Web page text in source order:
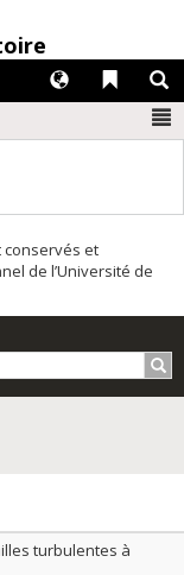
Liens
Langues
conservés et
de l’Université de
turbulentes à